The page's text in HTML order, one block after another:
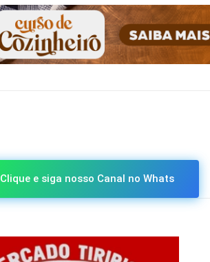
Clique e siga nosso Canal no Whats